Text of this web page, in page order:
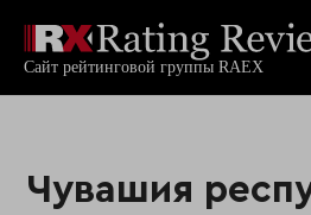
Чувашия